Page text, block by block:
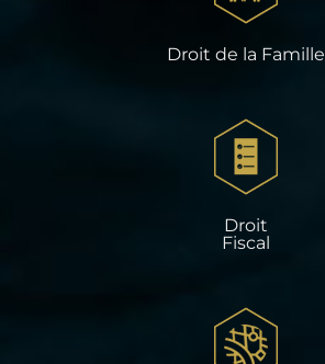
Droit de la Famille
Droit
Fiscal